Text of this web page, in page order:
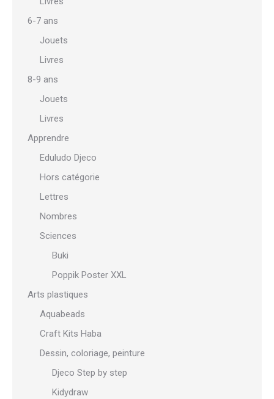
6-7 ans
Jouets
Livres
8-9 ans
Jouets
Livres
Apprendre
Eduludo Djeco
Hors catégorie
Lettres
Nombres
Sciences
Buki
Poppik Poster XXL
Arts plastiques
Aquabeads
Craft Kits Haba
Dessin, coloriage, peinture
Djeco Step by step
Kidydraw